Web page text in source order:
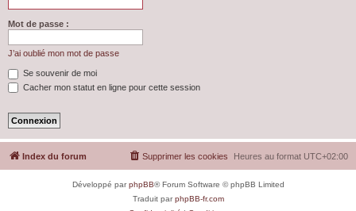
Mot de passe :
J’ai oublié mon mot de passe
Se souvenir de moi
Cacher mon statut en ligne pour cette session
Index du forum Heures au format UTC+02:00
Supprimer les cookies
Développé parphpBB® Forum Software © phpBB Limited
Traduit parphpBB-fr.com